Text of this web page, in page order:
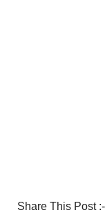
Share This Post :-